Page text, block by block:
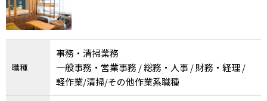
職種
事務・清掃業務
一般事務・営業事務 / 総務・人事 / 財務・経理 /
軽作業/清掃/その他作業系職種